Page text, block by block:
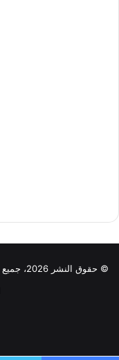
© حقوق النشر 2026، جميع الحقوق محفوظة |